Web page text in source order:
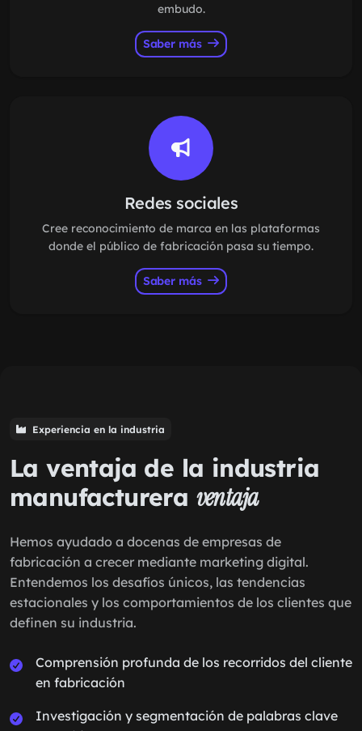
embudo.
Saber más
Redes sociales
Cree reconocimiento de marca en las plataformas
donde el público de fabricación pasa su tiempo.
Saber más
Experiencia en la industria
La ventaja de la industria
manufacturera ventaja
Hemos ayudado a docenas de empresas de
fabricación a crecer mediante marketing digital.
Entendemos los desafíos únicos, las tendencias
estacionales y los comportamientos de los clientes que
definen su industria.
Comprensión profunda de los recorridos del cliente
en fabricación
Investigación y segmentación de palabras clave